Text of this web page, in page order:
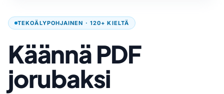
TEKOÄLYPOHJAINEN · 120+ KIELTÄ
Käännä PDF
jorubaksi